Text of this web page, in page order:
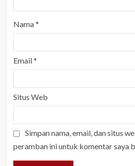
Nama*
Email*
Situs Web
Simpan nama, email, dan situs
peramban ini untuk komentar saya